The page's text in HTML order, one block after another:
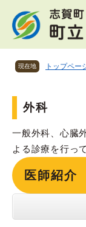
現在地 トップペー
文
外科
一般外科、心臓
よる診療を行っ
医師紹介